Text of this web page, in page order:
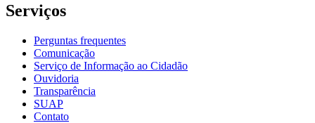
Serviços
Perguntas frequentes
Comunicação
Serviço de Informação ao Cidadão
Ouvidoria
Transparência
SUAP
Contato